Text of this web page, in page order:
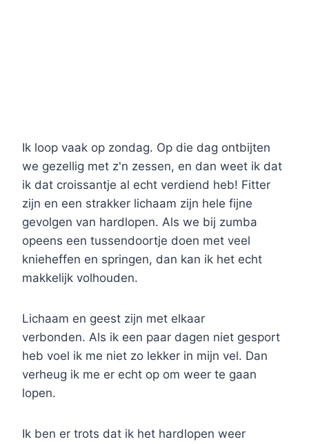
Ik loop vaak op zondag. Op die dag ontbijten
we gezellig met z'n zessen, en dan weet ik dat
ik dat croissantje al echt verdiend heb! Fitter
zijn en een strakker lichaam zijn hele fijne
gevolgen van hardlopen. Als we bij zumba
opeens een tussendoortje doen met veel
knieheffen en springen, dan kan ik het echt
makkelijk volhouden.
Lichaam en geest zijn met elkaar
verbonden. Als ik een paar dagen niet gesport
heb voel ik me niet zo lekker in mijn vel. Dan
verheug ik me er echt op om weer te gaan
lopen.
Ik ben er trots dat ik het hardlopen weer